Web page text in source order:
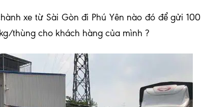
xe từ Sài Gòn đi Phú Yên nào đó để gửi 100
thùng cho khách hàng của mình ?